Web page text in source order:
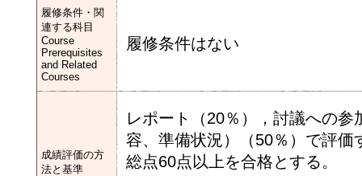
履修条件・関
連する科目
Course
Prerequisites
and Related
Courses
履修条件はない
成績評価の方
法と基準
レポート（20％），討議への
容、準備状況）（50％）で評価
総点60点以上を合格とする。